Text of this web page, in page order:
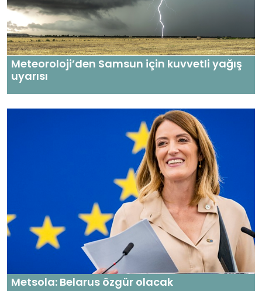
Meteoroloji’den Samsun için kuvvetli yağış
uyarısı
Metsola: Belarus özgür olacak